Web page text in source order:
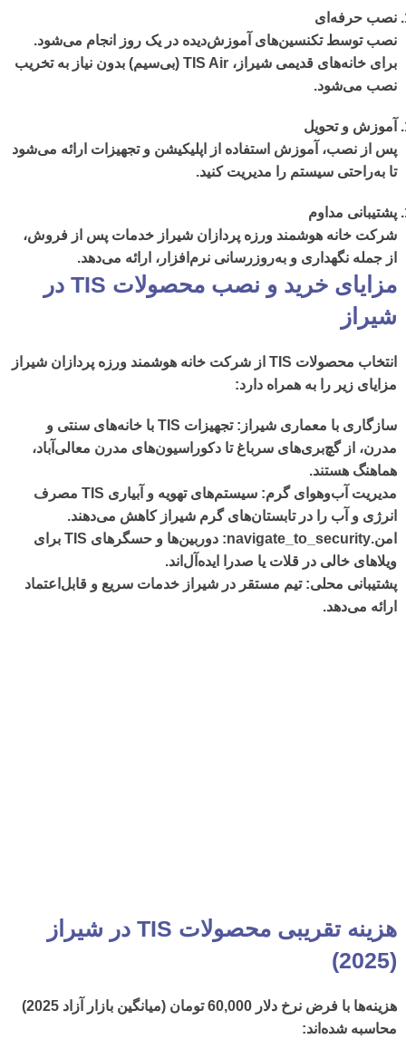
نصب حرفه‌ای
نصب توسط تکنسین‌های آموزش‌دیده در یک روز انجام می‌شود.
برای خانه‌های قدیمی شیراز، TIS Air (بی‌سیم) بدون نیاز به تخریب
نصب می‌شود.
آموزش و تحویل
پس از نصب، آموزش استفاده از اپلیکیشن و تجهیزات ارائه می‌شود
تا به‌راحتی سیستم را مدیریت کنید.
پشتیبانی مداوم
شرکت خانه هوشمند ورزه پردازان شیراز خدمات پس از فروش،
از جمله نگهداری و به‌روزرسانی نرم‌افزار، ارائه می‌دهد.
مزایای خرید و نصب محصولات TIS در
شیراز
انتخاب محصولات از شرکت خانه هوشمند ورزه پردازان شیراز
مزایای زیر را به همراه دارد:
سازگاری با معماری شیراز
: تجهیزات TIS با خانه‌های سنتی و
مدرن، از گچ‌بری‌های سرباغ تا دکوراسیون‌های مدرن معالی‌آباد،
هماهنگ هستند.
مدیریت آب‌وهوای گرم
: سیستم‌های تهویه و آبیاری TIS مصرف
انرژی و آب را در تابستان‌های گرم شیراز کاهش می‌دهند.
امن.navigate_to_security
: دوربین‌ها و حسگرهای TIS برای
ویلاهای خالی در قلات یا صدرا ایده‌آل‌اند.
پشتیبانی محلی: تیم مستقر در شیراز خدمات سریع و قابل‌اعتماد
ارائه می‌دهد.
هزینه تقریبی محصولات TIS در شیراز
(2025)
هزینه‌ها با فرض نرخ دلار 60,000 تومان (میانگین بازار آزاد 2025)
محاسبه شده‌اند: